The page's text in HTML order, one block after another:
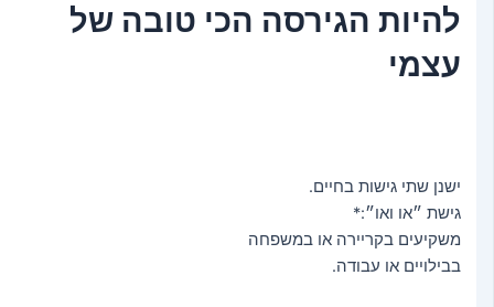
להיות הגירסה הכי טובה של
עצמי
ישנן שתי גישות בחיים.
גישת ״או ואו״:*
משקיעים בקריירה או במשפחה
בבילויים או עבודה.